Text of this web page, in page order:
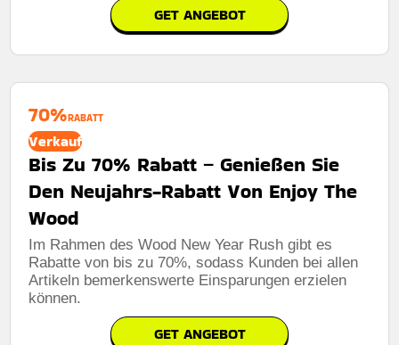
GET ANGEBOT
70%RABATT
Verkauf
Bis Zu 70% Rabatt – Genießen Sie
Den Neujahrs-Rabatt Von Enjoy The
Wood
Im Rahmen des Wood New Year Rush gibt es
Rabatte von bis zu 70%, sodass Kunden bei allen
Artikeln bemerkenswerte Einsparungen erzielen
können.
GET ANGEBOT